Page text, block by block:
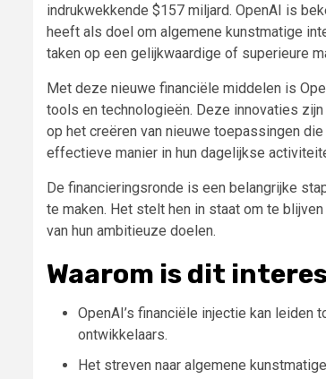
indrukwekkende $157 miljard. OpenAI is
heeft als doel om algemene kunstmatige
taken op een gelijkwaardige of superieure
Met deze nieuwe financiële middelen is
tools en technologieën. Deze innovaties
op het creëren van nieuwe toepassingen
effectieve manier in hun dagelijkse
De financieringsronde is een belangrijke
te maken. Het stelt hen in staat om te
van hun ambitieuze doelen.
Waarom is dit
OpenAI’s financiële injectie kan
ontwikkelaars.
Het streven naar algemene